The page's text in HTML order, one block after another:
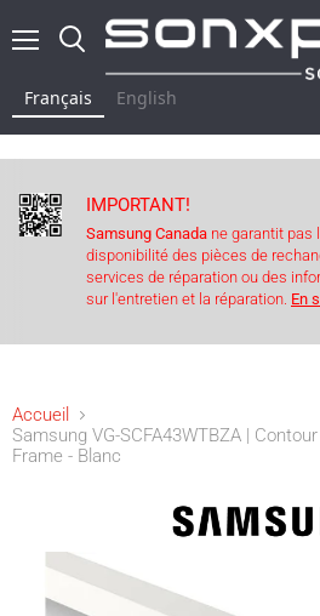
Français English
IMPORTANT!
Samsung Canada ne garantit pas
disponibilité des pièces de
services de réparation ou des
sur l'entretien et la réparation. En
Accueil
Samsung VG-SCFA43WTBZA |
Frame - Blanc